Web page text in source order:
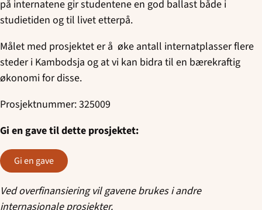
på internatene gir studentene en god ballast både i
studietiden og til livet etterpå.
Målet med prosjektet er å øke antall internatplasser flere
steder i Kambodsja og at vi kan bidra til en bærekraftig
økonomi for disse.
Prosjektnummer: 325009
Gi en gave til dette prosjektet:
Gi en gave
Ved overfinansiering vil gavene brukes i andre
internasjonale prosjekter.